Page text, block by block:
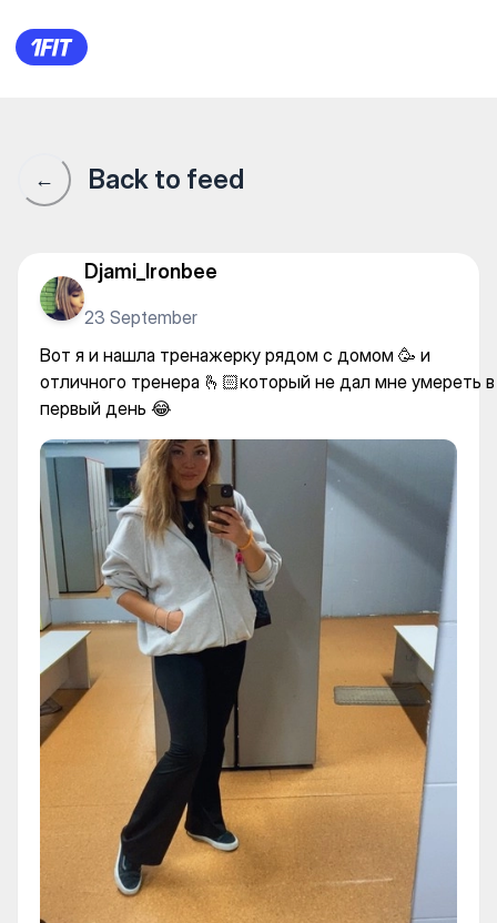
Тренажерный зал
← Back to feed
Djami_Ironbee
23 September
Вот я и нашла тренажерку рядом с домом 🥳 и
отличного тренера 🫰🏻который не дал мне умереть в
первый день 😂